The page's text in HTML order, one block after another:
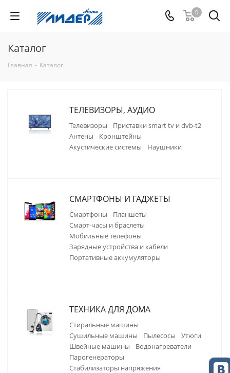
0
Каталог
Главная - Каталог
ТЕЛЕВИЗОРЫ, АУДИО
телевизоры
приставки smart tv и dvb-t2
антены
кронштейны
акустические системы
наушники
СМАРТФОНЫ И ГАДЖЕТЫ
смартфоны
планшеты
смарт-часы и браслеты
мобильные телефоны
зарядные устройства и кабели
портативные аккумуляторы
ТЕХНИКА ДЛЯ ДОМА
стиральные машины
сушильные машины
пылесосы
утюги
швейные машины
водонагреватели
парогенераторы
стабилизаторы напряжения